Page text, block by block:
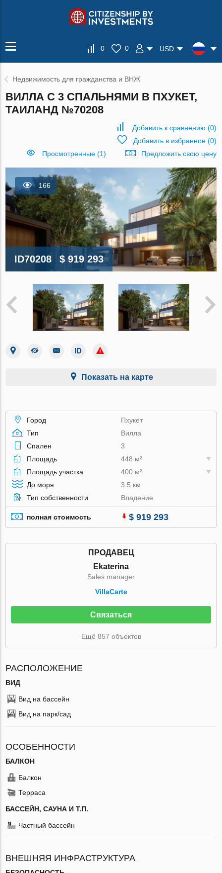
0 0 USD
Недвижимость для гражданства и ВНЖ
ВИЛЛА С 3 СПАЛЬНЯМИ В ПХУКЕТ,
ТАИЛАНД №70208
Добавить к сравнению (0)
Добавить в избранное(0)
Просмотренные (1)
Предложить свою цену
166
ID70208 $ 919 293
Показать на карте
Город
Пхукет
Тип
Вилла
Спален
3
Площадь
448 м²
Площадь участка
400 м²
До моря
3.5 км
Тип собственности
Владение
полная стоимость $ 919 293
ПРОДАВЕЦ
Ekaterina
Sales manager
VillaСarte
Связаться
Ещё 857 объектов
РАСПОЛОЖЕНИЕ
ВИД
Вид на бассейн
Вид на парк/сад
ОСОБЕННОСТИ
БАЛКОН
Балкон
Терраса
БАССЕЙН, САУНА И Т.П.
Частный бассейн
ВНЕШНЯЯ ИНФРАСТРУКТУРА